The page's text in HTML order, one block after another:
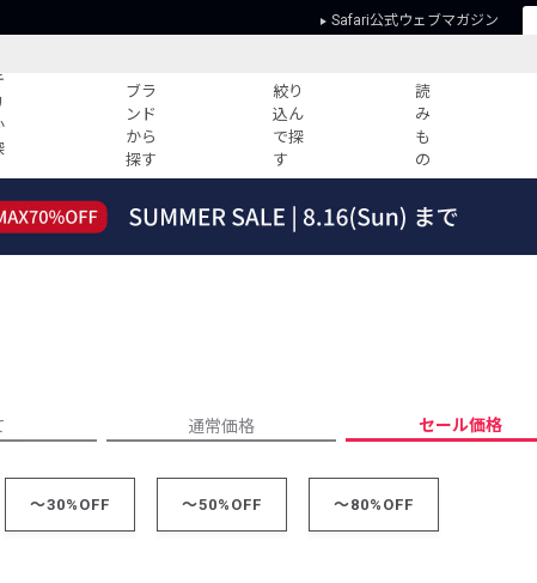
Safari公式ウェブマガジン
ブラ
ンド
から
探す
絞り
込ん
で探
す
読
み
も
の
すべての記事
人気記事ランキング
ウィークリーコーデ
プライバシーポリシー
通常価格 セール価格
～30%OFF ～50%OFF ～80%OFF